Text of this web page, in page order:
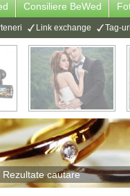
Consiliere BeWed
Link exchange Tag-
Rezultate cautare